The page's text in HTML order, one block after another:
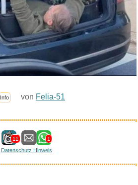
Info von Felia-51
11
1
Datenschutz Hinweis